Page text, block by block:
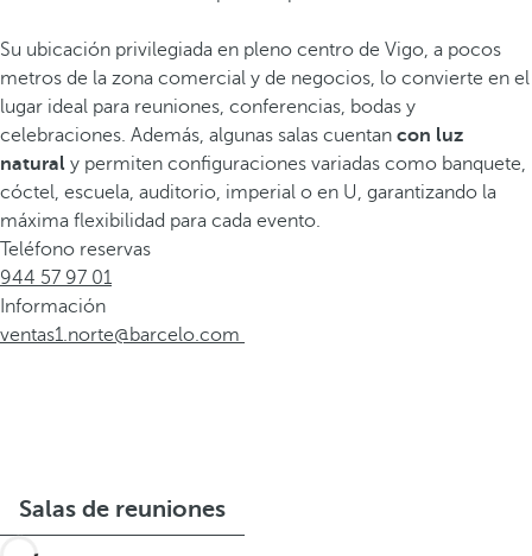
Su ubicación privilegiada en pleno centro de Vigo, a pocos
metros de la zona comercial y de negocios, lo convierte en el
lugar ideal para reuniones, conferencias, bodas y
celebraciones. Además, algunas salas cuentan con luz
natural y permiten configuraciones variadas como banquete,
cóctel, escuela, auditorio, imperial o en U, garantizando la
máxima flexibilidad para cada evento.
Teléfono reservas
944 57 97 01
Información
ventas1.norte@barcelo.com
Salas de reuniones